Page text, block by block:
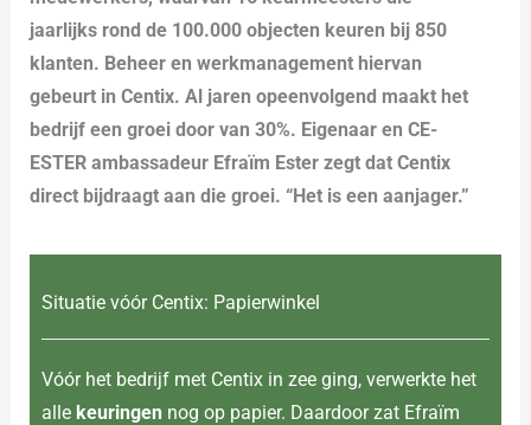
jaarlijks rond de 100.000 objecten keuren bij 850
klanten. Beheer en werkmanagement hiervan
gebeurt in Centix. Al jaren opeenvolgend maakt het
bedrijf een groei door van 30%. Eigenaar en CE-
ESTER ambassadeur Efraïm Ester zegt dat Centix
direct bijdraagt aan die groei. “Het is een aanjager.”
Situatie vóór Centix: Papierwinkel
Vóór het bedrijf met Centix in zee ging, verwerkte het
alle keuringen nog op papier. Daardoor zat Efraïm